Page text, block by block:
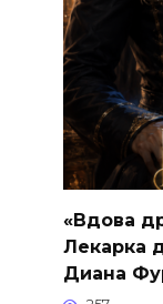
«Вдова
Лекарка
Диана